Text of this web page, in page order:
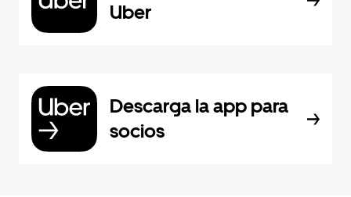
Uber
Descarga la app para
socios